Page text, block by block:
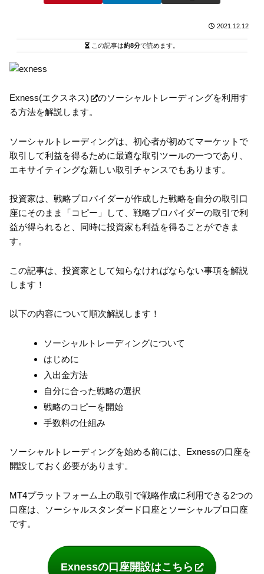
2021.12.12
この記事は約8分で読めます。
Exness(エクスネス)
のソーシャルトレーディングを利用す
る方法を解説します。
ソーシャルトレーディングは、初心者が初めてマーケットで
取引して利益を得るために最適な取引ツールの一つであり、
エキサイティングな新しい取引チャンスでもあります。
投資家は、戦略プロバイダーが作成した戦略を自分の取引口
座にそのまま「コピー」して、戦略プロバイダーの取引で利
益が得られると、同時に投資家も利益を得ることができま
す。
この記事は、投資家として知らなければならない事項を解説
します！
以下の内容について順次解説します！
ソーシャルトレーディングについて
はじめに
入出金方法
自分に合った戦略の選択
戦略のコピーを開始
手数料の仕組み
ソーシャルトレーディングを始める前には、Exnessの口座を
開設しておく必要があります。
MT4プラットフォーム上の取引で戦略作成に利用できる2つの
口座は、ソーシャルスタンダード口座とソーシャルプロ口座
です。
Exnessの口座開設はこちら